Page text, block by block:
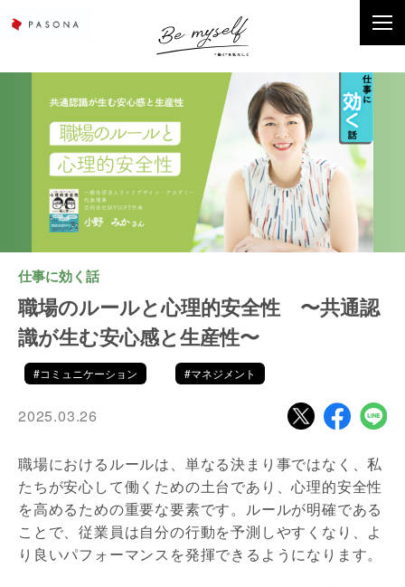
仕事に効く話
職場のルールと心理的安全性 〜共通認
識が生む安心感と生産性〜
#コミュニケーション #マネジメント
2025.03.26
職場におけるルールは、単なる決まり事ではなく、私
たちが安心して働くための土台であり、心理的安全性
を高めるための重要な要素です。ルールが明確である
ことで、従業員は自分の行動を予測しやすくなり、よ
り良いパフォーマンスを発揮できるようになります。